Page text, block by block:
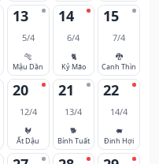
13
5/4
🐅
Mậu Dần
14
6/4
🐈
Kỷ Mão
15
7/4
🐉
Canh Thìn
20
12/4
🐓
Ất Dậu
21
13/4
🐕
Bính Tuất
22
14/4
🐖
Đinh Hợi